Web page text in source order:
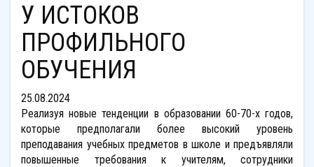
У ИСТОКОВ
ПРОФИЛЬНОГО
ОБУЧЕНИЯ
25.08.2024
Реализуя новые тенденции в образовании 60-70-х годов,
которые предполагали более высокий уровень
преподавания учебных предметов в школе и предъявляли
повышенные требования к учителям, сотрудники